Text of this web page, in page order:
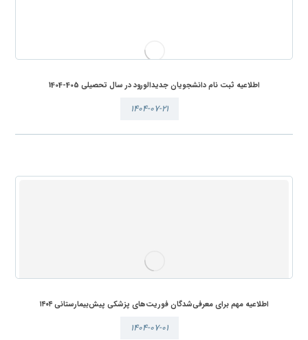
اطلاعیه ثبت نام دانشجویان جدیدالورود در سال تحصیلی 405-1404
۱۴۰۴-۰۷-۲۱
اطلاعیه مهم برای معرفی‌شدگان فوریت‌های پزشکی پیش‌بیمارستانی ۱۴۰۴
۱۴۰۴-۰۷-۰۱